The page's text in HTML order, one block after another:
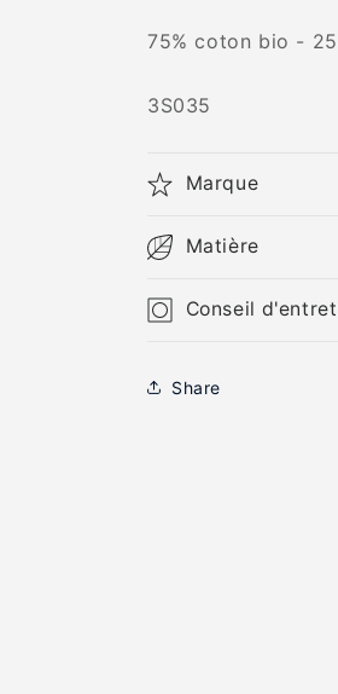
75% coton bio -
SKU:
3S035
Marque
Matière
Conseil
Share